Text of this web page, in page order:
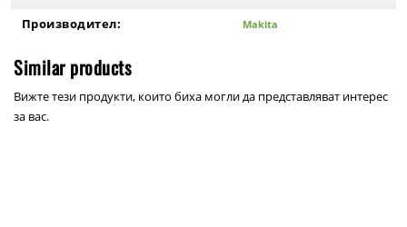
Производител: Makita
Similar products
Вижте тези продукти, които биха могли да представляват интерес
за вас.